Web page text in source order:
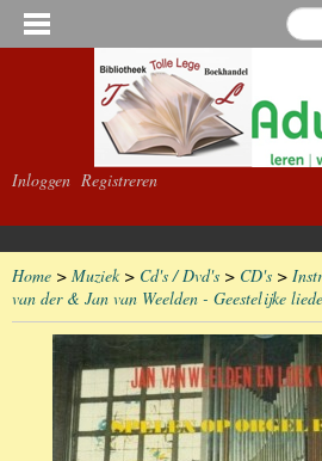
Inloggen Registreren
Home > Muziek> Cd's / Dvd's > CD's >
van der & Jan van Weelden - Geestelijke